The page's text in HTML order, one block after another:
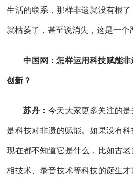
生活的联系，那样非遗就没有根
就枯萎了，甚至说消失，这是一个
中国网：怎样运用科技赋能
创新？
苏丹：今天大家更多关注的
是科技对非遗的赋能。如果没有
现在都不知道它是什么，比如古
相技术、录音技术等科技的诞生